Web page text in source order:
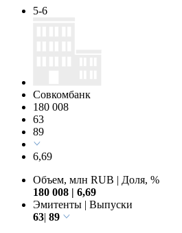
5-6
Совкомбанк
180 008
63
89
6,69
Объем, млн RUB | Доля, %
180 008 | 6,69
Эмитенты | Выпуски
63| 89